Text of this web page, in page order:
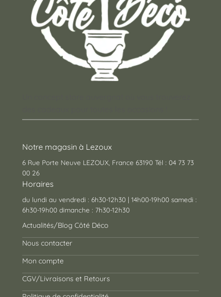
Notre magasin à Lezoux
6 Rue Porte Neuve LEZOUX, France 63190 Tél : 04 73 73
00 26
Horaires
du lundi au vendredi : 6h30-12h30 | 14h00-19h00 samedi :
6h30-19h00 dimanche : 7h30-12h30
Actualités/Blog Côté Déco
Nous contacter
Mon compte
CGV/Livraisons et Retours